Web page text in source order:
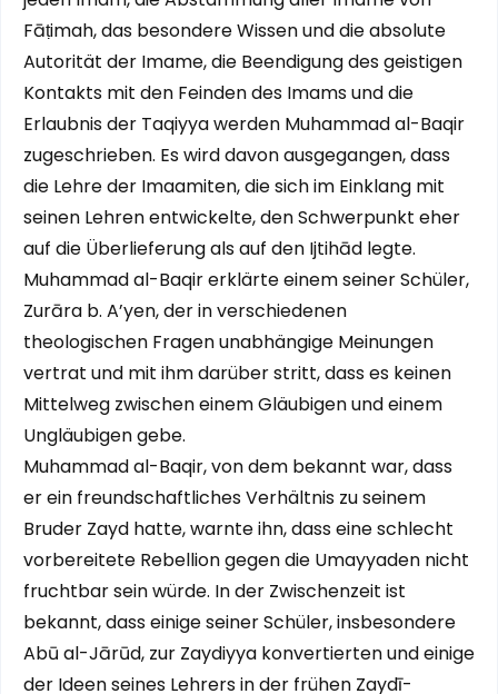
Fāṭimah, das besondere Wissen und die absolute
Autorität der Imame, die Beendigung des geistigen
Kontakts mit den Feinden des Imams und die
Erlaubnis der Taqiyya werden Muhammad al-Baqir
zugeschrieben. Es wird davon ausgegangen, dass
die Lehre der Imaamiten, die sich im Einklang mit
seinen Lehren entwickelte, den Schwerpunkt eher
auf die Überlieferung als auf den Ijtihād legte.
Muhammad al-Baqir erklärte einem seiner Schüler,
Zurāra b. A’yen, der in verschiedenen
theologischen Fragen unabhängige Meinungen
vertrat und mit ihm darüber stritt, dass es keinen
Mittelweg zwischen einem Gläubigen und einem
Ungläubigen gebe.
Muhammad al-Baqir, von dem bekannt war, dass
er ein freundschaftliches Verhältnis zu seinem
Bruder Zayd hatte, warnte ihn, dass eine schlecht
vorbereitete Rebellion gegen die Umayyaden nicht
fruchtbar sein würde. In der Zwischenzeit ist
bekannt, dass einige seiner Schüler, insbesondere
Abū al-Jārūd, zur Zaydiyya konvertierten und einige
der Ideen seines Lehrers in der frühen Zaydī-